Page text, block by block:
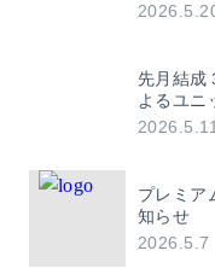
先月結成
よるユニ
グル「
2026.5.11
プレミア
知らせ
2026.5.7